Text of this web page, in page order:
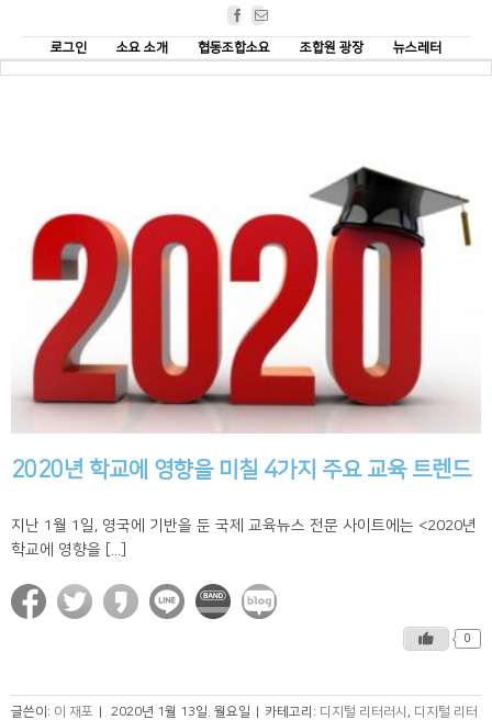
Facebook
로그인
소요 소개 협동조합소요 조합원 광장 뉴스레터
2020년 학교에 영향을 미칠 4가지 주요 교육 트렌드
지난 1월 1일, 영국에 기반을 둔 국제 교육뉴스 전문 사이트에는 <2020년
학교에 영향을 [...]
0
글쓴이: 이 재포 | 2020년 1월 13일. 월요일 | 카테고리: 디지털 리터러시 , 디지털 리터